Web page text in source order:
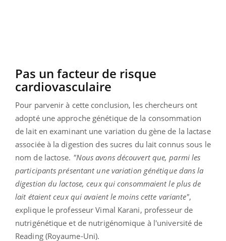
Pas un facteur de risque
cardiovasculaire
Pour parvenir à cette conclusion, les chercheurs ont
adopté une approche génétique de la consommation
de lait en examinant une variation du gène de la lactase
associée à la digestion des sucres du lait connus sous le
nom de lactose. "Nous avons découvert que, parmi les
participants présentant une variation génétique dans la
digestion du lactose, ceux qui consommaient le plus de
lait étaient ceux qui avaient le moins cette variante",
explique le professeur Vimal Karani, professeur de
nutrigénétique et de nutrigénomique à l'université de
Reading (Royaume-Uni).